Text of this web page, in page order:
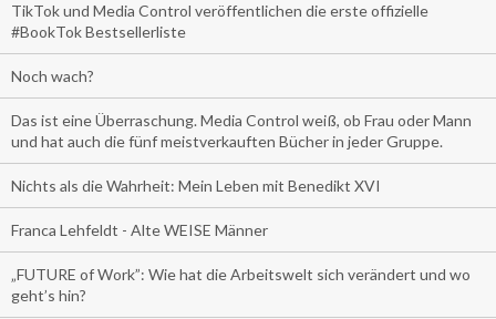
TikTok und Media Control veröffentlichen die erste offizielle
#BookTok Bestsellerliste
Noch wach?
Das ist eine Überraschung. Media Control weiß, ob Frau oder Mann
und hat auch die fünf meistverkauften Bücher in jeder Gruppe.
Nichts als die Wahrheit: Mein Leben mit Benedikt XVI
Franca Lehfeldt - Alte WEISE Männer
„FUTURE of Work”: Wie hat die Arbeitswelt sich verändert und wo
geht’s hin?